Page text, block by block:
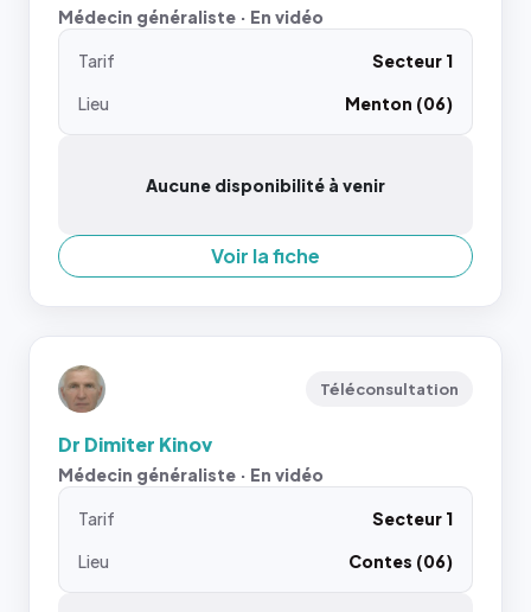
Médecin généraliste · En vidéo
Tarif
Secteur 1
Lieu
Menton (06)
Aucune disponibilité à venir
Voir la fiche
Téléconsultation
Dr Dimiter Kinov
Médecin généraliste · En vidéo
Tarif
Secteur 1
Lieu
Contes (06)